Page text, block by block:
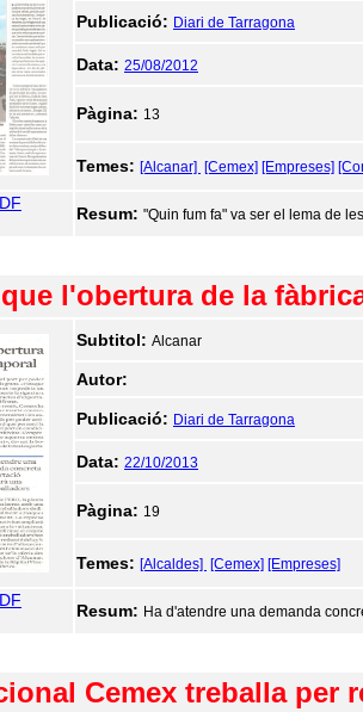
Publicació: Diari de Tarragona
Data: 25/08/2012
Pàgina: 13
Temes: [Alcanar] [Cemex] [Empreses]
Resum: "Quin fum fa" va ser el lema de
l'obertura de la
Subtitol: Alcanar
Autor:
Publicació: Diari de Tarragona
Data: 22/10/2013
Pàgina: 19
Temes: [Alcaldes] [Cemex] [Empreses]
Resum: Ha d'atendre una demanda
Cemex treballa per